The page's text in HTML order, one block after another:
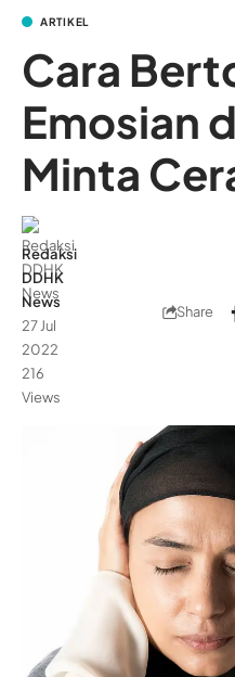
ARTIKEL
Cara
Emosian
Minta
Redaksi
DDHK
News
27 Jul
2022
216
Views
Share